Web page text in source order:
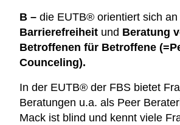
B – die EUTB® orientiert sich
Barrierefreiheit und Beratung
Betroffenen für Betroffene
Counceling).
In der EUTB® der FBS bietet
Beratungen u.a. als Peer
Mack ist blind und kennt viele